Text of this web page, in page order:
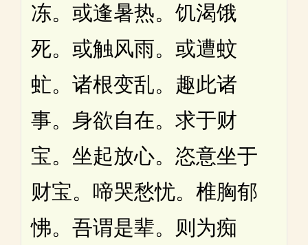
冻。或逢暑热。饥渴饿
死。或触风雨。或遭蚊
虻。诸根变乱。趣此诸
事。身欲自在。求于财
宝。坐起放心。恣意坐于
财宝。啼哭愁忧。椎胸郁
怫。吾谓是辈。则为痴